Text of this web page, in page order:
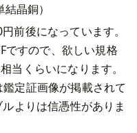
結晶銅）
前後になっています。
ですので、欲しい規格
当くらいになります。
鑑定証画像が掲載されて
よりは信憑性がありま